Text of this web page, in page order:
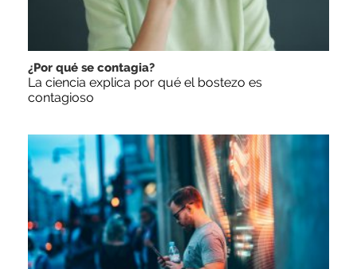
¿Por qué se contagia?
La ciencia explica por qué el bostezo es
contagioso